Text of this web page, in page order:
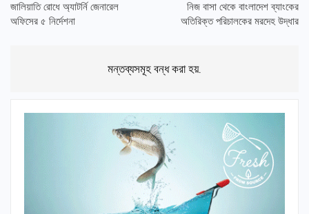
জালিয়াতি রোধে অ্যাটর্নি জেনারেল
অফিসের ৫ নির্দেশনা
নিজ বাসা থেকে বাংলাদেশ ব্যাংকের
অতিরিক্ত পরিচালকের মরদেহ উদ্ধার
মন্তব্যসমূহ বন্ধ করা হয়.